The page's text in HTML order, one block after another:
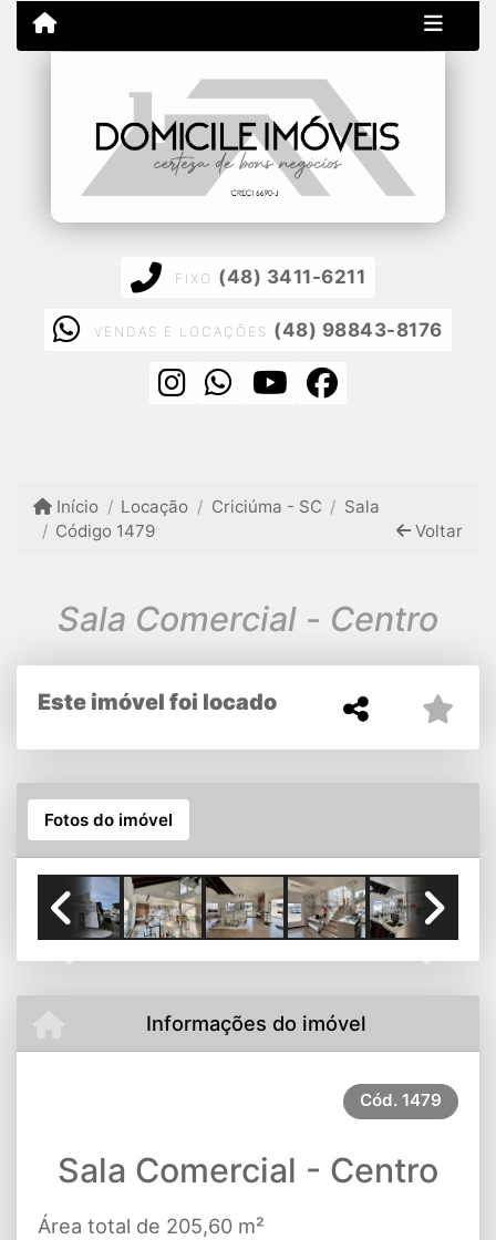
FIXO (48) 3411-6211
VENDAS E LOCAÇÕES (48) 98843-8176
Início Locação Criciúma - SC
Sala
Código 1479
Voltar
Sala Comercial - Centro
Este imóvel foi locado
Fotos do imóvel
Previous Next
Informações do imóvel
Cód. 1479
Sala Comercial - Centro
Área total de 205,60 m²